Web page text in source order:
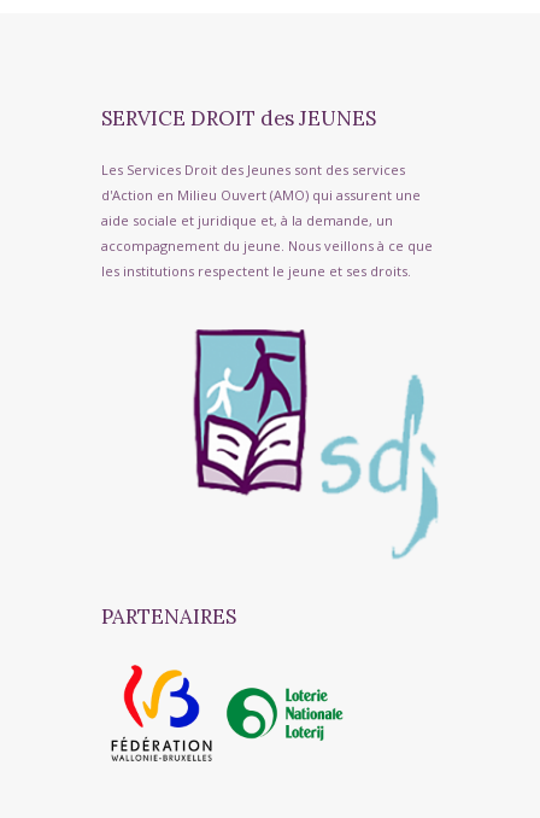
SERVICE DROIT des JEUNES
Les Services Droit des Jeunes sont des services
d'Action en Milieu Ouvert (AMO) qui assurent une
aide sociale et juridique et, à la demande, un
accompagnement du jeune. Nous veillons à ce que
les institutions respectent le jeune et ses droits.
PARTENAIRES